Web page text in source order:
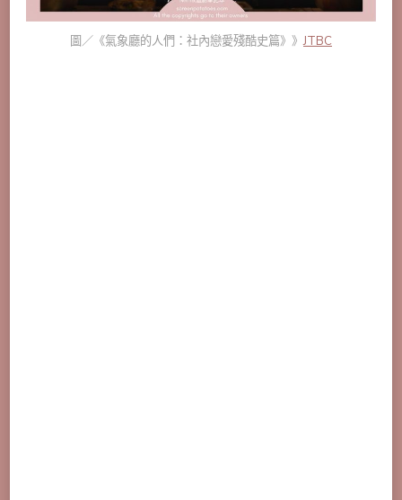
圖／《氣象廳的人們：社內戀愛殘酷史篇》》JTBC